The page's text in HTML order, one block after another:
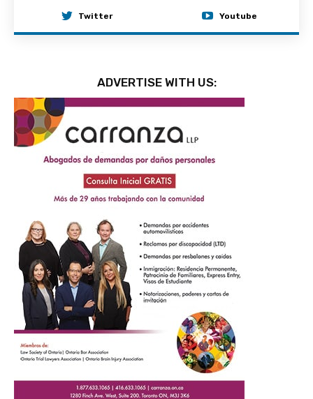
Twitter Youtube
ADVERTISE WITH US: